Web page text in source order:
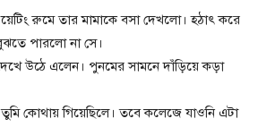
রুমে তার মামাকে বসা দেখলো। হঠাৎ করে
পারলো না সে।
উঠে এলেন। পুনমের সামনে দাঁড়িয়ে কড়া
কোথায় গিয়েছিলে। তবে কলেজে যাওনি এটা